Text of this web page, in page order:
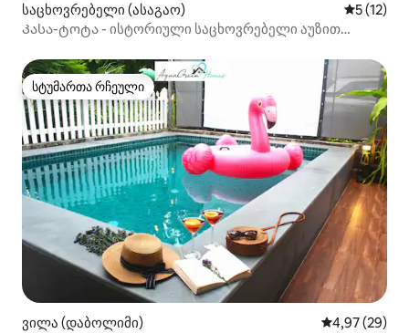
საცხოვრებელი (ასაგაო) საშუალო
5 (12)
Კასა-ტოტა - ისტორიული საცხოვრებელი აუზით
სტუმართა რჩეული
სტუმართა რჩეული
ვილა (დაბოლიმი) საშუალო
4,97 (29)